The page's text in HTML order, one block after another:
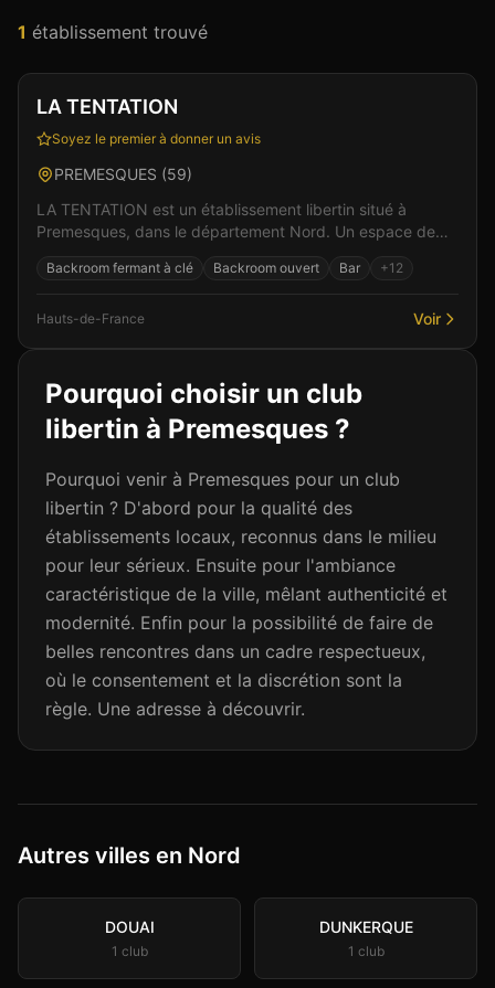
1 établissement trouvé
LA TENTATION
Soyez le premier à donner un avis
PREMESQUES (59)
LA TENTATION est un établissement libertin situé à
Premesques, dans le département Nord. Un espace de
Backroom fermant à clé Backroom ouvert Bar +12
Hauts-de-France Voir
Pourquoi choisir un club
libertin à Premesques ?
Pourquoi venir à Premesques pour un club
libertin ? D'abord pour la qualité des
établissements locaux, reconnus dans le milieu
pour leur sérieux. Ensuite pour l'ambiance
caractéristique de la ville, mêlant authenticité et
modernité. Enfin pour la possibilité de faire de
belles rencontres dans un cadre respectueux,
où le consentement et la discrétion sont la
règle. Une adresse à découvrir.
Autres villes en Nord
DOUAI
1 club
DUNKERQUE
1 club